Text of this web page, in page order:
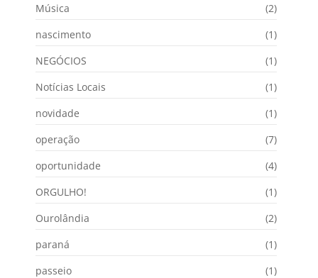
Música
(2)
nascimento
(1)
NEGÓCIOS
(1)
Notícias Locais
(1)
novidade
(1)
operação
(7)
oportunidade
(4)
ORGULHO!
(1)
Ourolândia
(2)
paraná
(1)
passeio
(1)